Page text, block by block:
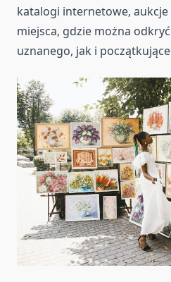
katalogi internetowe,
miejsca, gdzie można
uznanego, jak i